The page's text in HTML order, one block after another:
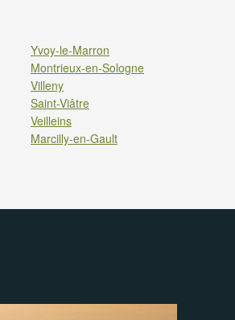
Yvoy-le-Marron
Montrieux-en-Sologne
Villeny
Saint-Viâtre
Veilleins
Marcilly-en-Gault